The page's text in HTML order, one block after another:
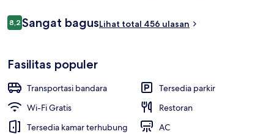
transportasi umum: Stasiun RER Noisy-le-Grand Mont d'Est hany
Ulasan
8,28,2 dari 10
Sangat bagusLihat total 456 ulasan
Fasilitas populer
Transportasi bandara
Tersedia parkir
Wi-Fi Gratis
Restoran
Tersedia kamar terhubung
AC